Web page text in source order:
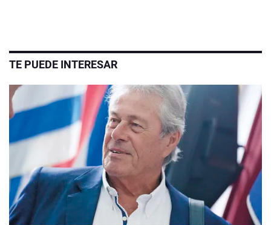
TE PUEDE INTERESAR